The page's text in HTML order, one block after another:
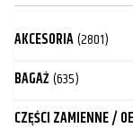
AKCESORIA(2801)
BAGAŻ(635)
CZĘŚCI ZAMIENNE /